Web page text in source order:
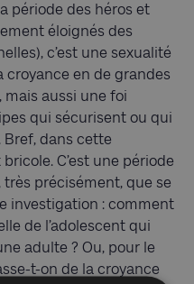
période des héros et
éloignés des
c’est une sexualité
croyance en de grandes
mais aussi une foi
qui sécurisent ou qui
dans cette
C’est une période
très précisément, que se
investigation : comment
de l’adolescent qui
adulte ? Ou, pour le
t-on de la croyance